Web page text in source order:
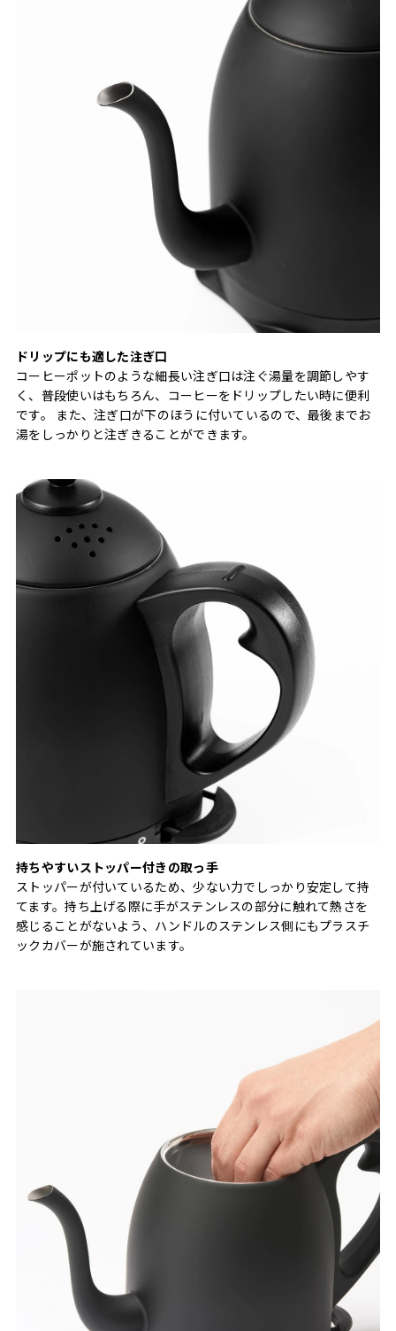
ドリップにも適した注ぎ⼝
コーヒーポットのような細長い注ぎ口は注ぐ湯量を調節しやす
く、普段使いはもちろん、コーヒーをドリップしたい時に便利
です。 また、注ぎ口が下のほうに付いているので、最後までお
湯をしっかりと注ぎきることができます。
持ちやすいストッパー付きの取っ⼿
ストッパーが付いているため、少ない力でしっかり安定して持
てます。持ち上げる際に⼿がステンレスの部分に触れて熱さを
感じることがないよう、ハンドルのステンレス側にもプラスチ
ックカバーが施されています。